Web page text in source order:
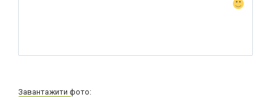
Завантажити фото: